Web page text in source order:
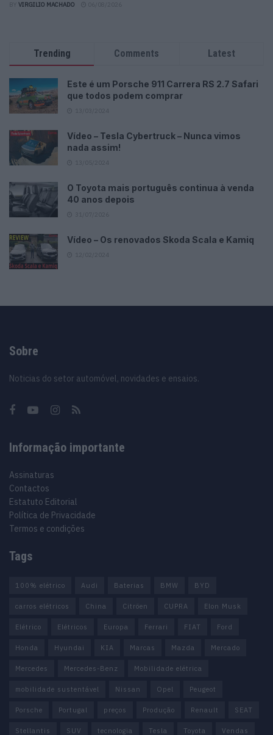
VIRGILIO MACHADO
Trending Comments Latest
Este é um Porsche 911 Carrera RS 2.7 Safari
que todos podem comprar
Vídeo – Tesla Cybertruck – Nunca vimos
nada assim!
O Toyota mais português continua à venda
40 anos depois
Vídeo – Os renovados Skoda Scala e Kamiq
Sobre
Noticias do setor automóvel, novidades e ensaios.
Informação importante
Assinaturas
Contactos
Estatuto Editorial
Política de Privacidade
Termos e condições
Tags
100% elétrico Audi Baterias BMW BYD
carros elétricos China Citröen CUPRA Elon Musk
Elétrico Elétricos Europa Ferrari FIAT Ford
Honda Hyundai KIA Marcas Mazda Mercado
Mercedes Mercedes-Benz Mobilidade elétrica
mobilidade sustentável Nissan Opel Peugeot
Porsche Portugal preços Produção Renault SEAT
Stellantis SUV tecnologia Tesla Toyota Vendas